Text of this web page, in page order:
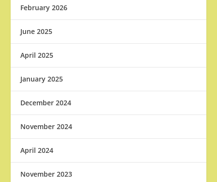
February 2026
June 2025
April 2025
January 2025
December 2024
November 2024
April 2024
November 2023